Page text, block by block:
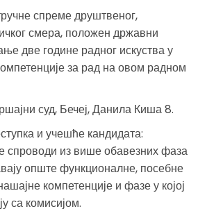
спреме друштвеног,
смера, положен државни
две године радног искуства у
за рад на овом радном
суд, Бечеј, Данила Киша 8.
и учешће кандидата:
спроводи из више обавезних фаза
опште функционалне, посебне
компетенције и фазе у којој
са комисијом.